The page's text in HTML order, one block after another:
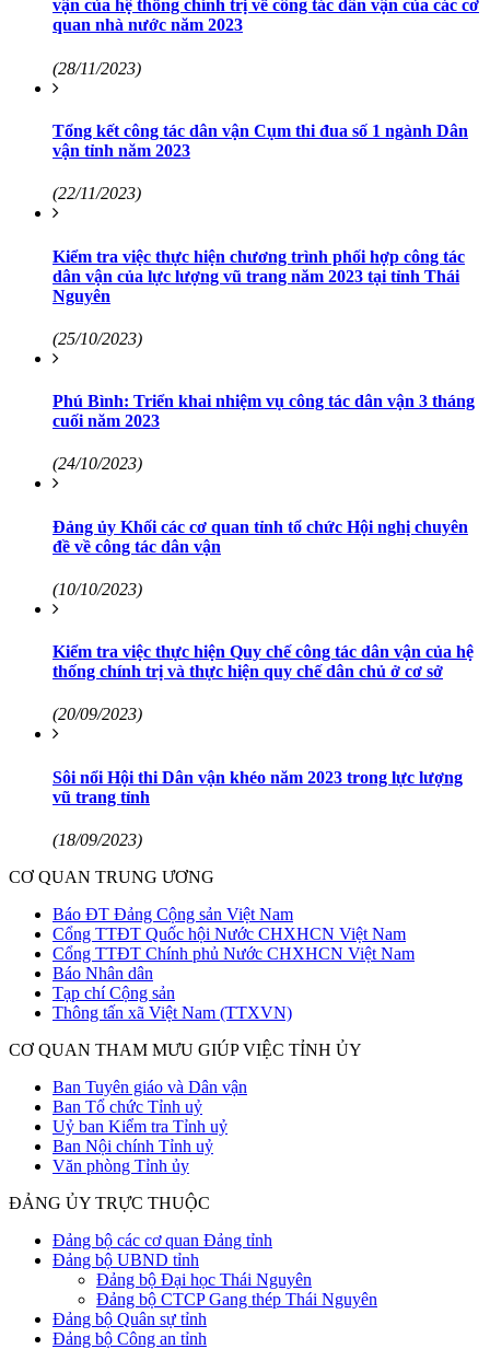
vận của hệ thống chính trị về công tác dân vận của các cơ
quan nhà nước năm 2023
(28/11/2023)
Tổng kết công tác dân vận Cụm thi đua số 1 ngành Dân
vận tỉnh năm 2023
(22/11/2023)
Kiểm tra việc thực hiện chương trình phối hợp công tác
dân vận của lực lượng vũ trang năm 2023 tại tỉnh Thái
Nguyên
(25/10/2023)
Phú Bình: Triển khai nhiệm vụ công tác dân vận 3 tháng
cuối năm 2023
(24/10/2023)
Đảng ủy Khối các cơ quan tỉnh tổ chức Hội nghị chuyên
đề về công tác dân vận
(10/10/2023)
Kiểm tra việc thực hiện Quy chế công tác dân vận của hệ
thống chính trị và thực hiện quy chế dân chủ ở cơ sở
(20/09/2023)
Sôi nổi Hội thi Dân vận khéo năm 2023 trong lực lượng
vũ trang tỉnh
(18/09/2023)
CƠ QUAN TRUNG ƯƠNG
Báo ĐT Đảng Cộng sản Việt Nam
Cổng TTĐT Quốc hội Nước CHXHCN Việt Nam
Cổng TTĐT Chính phủ Nước CHXHCN Việt Nam
Báo Nhân dân
Tạp chí Cộng sản
Thông tấn xã Việt Nam (TTXVN)
CƠ QUAN THAM MƯU GIÚP VIỆC TỈNH ỦY
Ban Tuyên giáo và Dân vận
Ban Tổ chức Tỉnh uỷ
Uỷ ban Kiểm tra Tỉnh uỷ
Ban Nội chính Tỉnh uỷ
Văn phòng Tỉnh ủy
ĐẢNG ỦY TRỰC THUỘC
Đảng bộ các cơ quan Đảng tỉnh
Đảng bộ UBND tỉnh
Đảng bộ Đại học Thái Nguyên
Đảng bộ CTCP Gang thép Thái Nguyên
Đảng bộ Quân sự tỉnh
Đảng bộ Công an tỉnh